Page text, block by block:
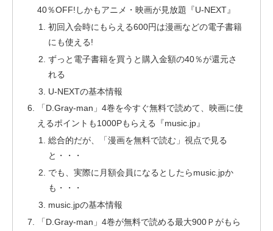
40％OFF!しかもアニメ・映画が見放題『U-NEXT』
初回入会時にもらえる600円は漫画などの電子書籍
にも使える!
ずっと電子書籍を買うと購入金額の40％が還元さ
れる
U-NEXTの基本情報
「D.Gray-man」4巻を今すぐ無料で読めて、映画に使
えるポイントも1000Pもらえる『music.jp』
総合的だが、「漫画を無料で読む」視点で見る
と・・・
でも、実際に月額会員になるとしたらmusic.jpか
も・・・
music.jpの基本情報
「D.Gray-man」4巻が無料で読める最大900Ｐがもら